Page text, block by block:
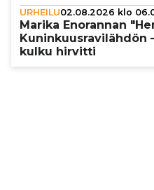
URHEILU02.08.2026 klo
Marika Enorannan
Kunin­kuus­ra­vi­läh­dön
kulku hirvitti